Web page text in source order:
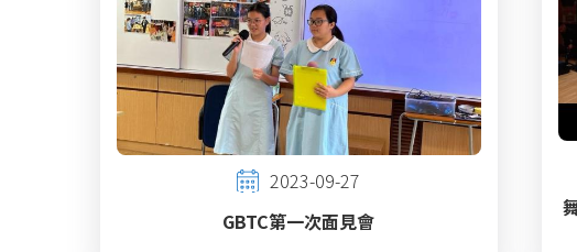
2023-09-27
GBTC第一次面見會